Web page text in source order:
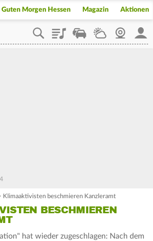
Guten Morgen Hessen Magazin Aktionen
PlaylistStaupilotWetterWebcam
Klimaaktivisten beschmieren Kanzleramt
BESCHMIEREN
hat wieder zugeschlagen: Nach dem